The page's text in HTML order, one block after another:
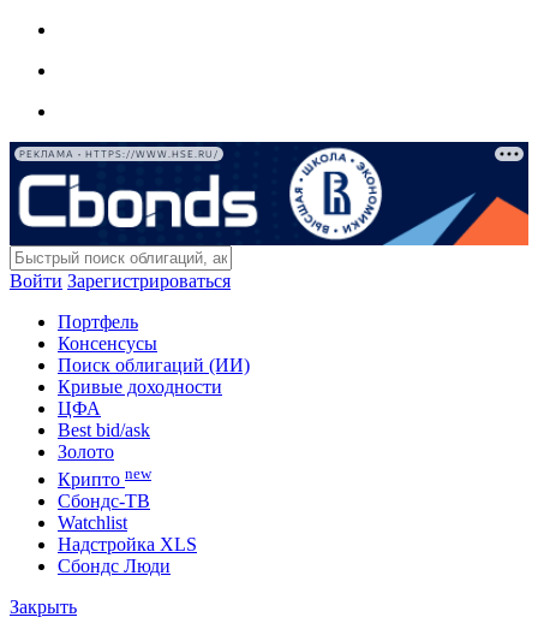
РЕКЛАМА • HTTPS://WWW.HSE.RU/
Войти Зарегистрироваться
Портфель
Консенсусы
Поиск облигаций (ИИ)
Кривые доходности
ЦФА
Best bid/ask
Золото
Крипто new
Сбондс-ТВ
Watchlist
Надстройка XLS
Сбондс Люди
Закрыть